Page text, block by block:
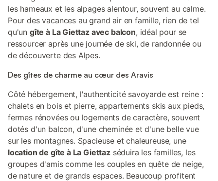
les hameaux et les alpages alentour, souvent au calme.
Pour des vacances au grand air en famille, rien de tel
qu'un gîte à La Giettaz avec balcon, idéal pour se
ressourcer après une journée de ski, de randonnée ou
de découverte des Alpes.
Des gîtes de charme au cœur des Aravis
Côté hébergement, l'authenticité savoyarde est reine :
chalets en bois et pierre, appartements skis aux pieds,
fermes rénovées ou logements de caractère, souvent
dotés d'un balcon, d'une cheminée et d'une belle vue
sur les montagnes. Spacieuse et chaleureuse, une
location de gîte à La Giettazséduira les familles, les
groupes d'amis comme les couples en quête de neige,
de nature et de grands espaces. Beaucoup profitent